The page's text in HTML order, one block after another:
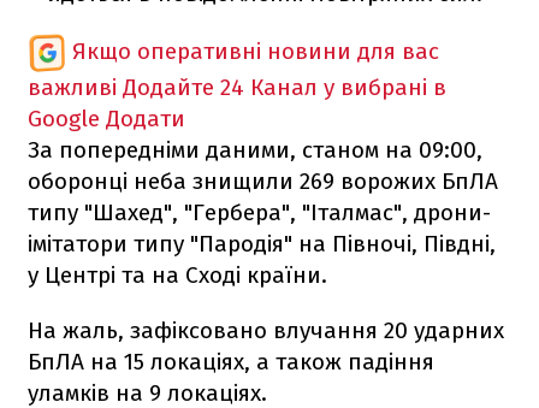
Якщо оперативні новини для вас
важливі Додайте 24 Канал у вибрані в
Google Додати
За попередніми даними, станом на 09:00,
оборонці неба знищили 269 ворожих БпЛА
типу "Шахед", "Гербера", "Італмас", дрони-
імітатори типу "Пародія" на Півночі, Півдні,
у Центрі та на Сході країни.
На жаль, зафіксовано влучання 20 ударних
БпЛА на 15 локаціях, а також падіння
уламків на 9 локаціях.